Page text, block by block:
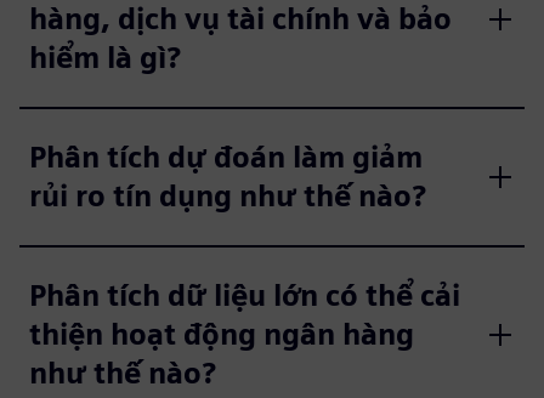
hàng, dịch vụ tài chính và bảo
hiểm là gì?
Phân tích dự đoán làm giảm
rủi ro tín dụng như thế nào?
Phân tích dữ liệu lớn có thể cải
thiện hoạt động ngân hàng
như thế nào?